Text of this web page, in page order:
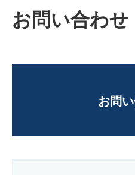
お問い合わせ
お問